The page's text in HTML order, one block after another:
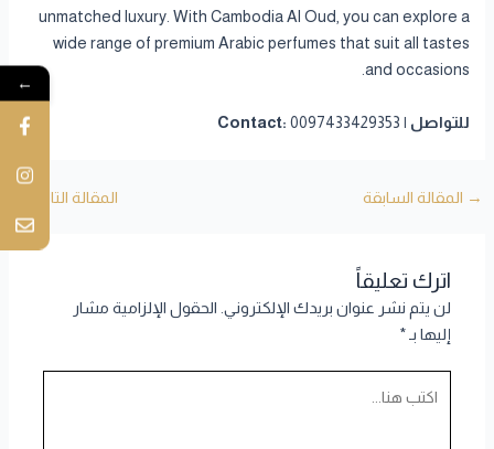
unmatched luxury. With Cambodia Al Oud, you can explore a
wide range of premium Arabic perfumes that suit all tastes
and occasions.
للتواصل | Contact: 0097433429353
→ المقالة السابقة المقالة التالية
اترك تعليقاً
لن يتم نشر عنوان بريدك الإلكتروني. الحقول الإلزامية مشار
إليها بـ*
←